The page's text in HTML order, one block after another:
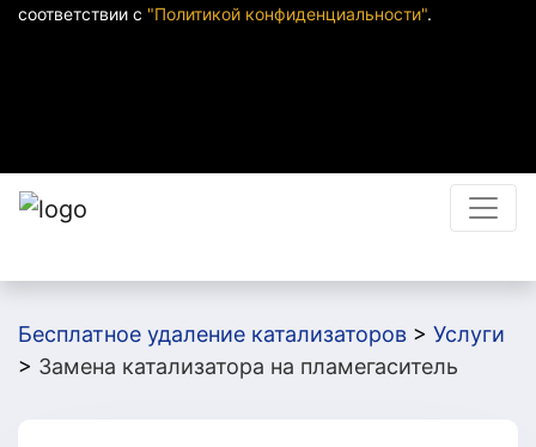
соответствии с "Политикой конфиденциальности".
Бесплатное удаление катализаторов > Услуги
> Замена катализатора на пламегаситель